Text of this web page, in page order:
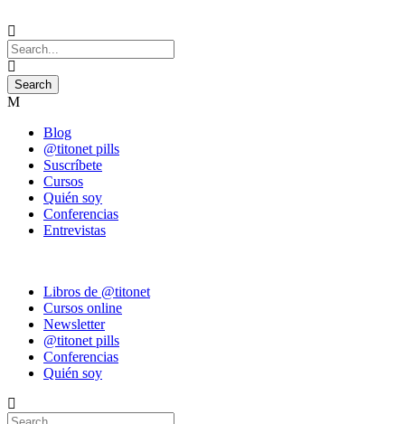
Blog
@titonet pills
Suscríbete
Cursos
Quién soy
Conferencias
Entrevistas
Libros de @titonet
Cursos online
Newsletter
@titonet pills
Conferencias
Quién soy